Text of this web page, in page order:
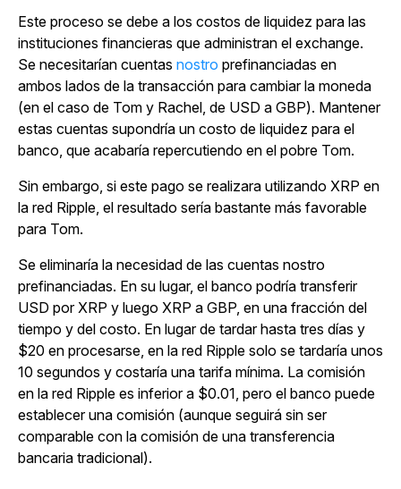
Este proceso se debe a los costos de liquidez para las
instituciones financieras que administran el exchange.
Se necesitarían cuentas nostro prefinanciadas en
ambos lados de la transacción para cambiar la moneda
(en el caso de Tom y Rachel, de USD a GBP). Mantener
estas cuentas supondría un costo de liquidez para el
banco, que acabaría repercutiendo en el pobre Tom.
Sin embargo, si este pago se realizara utilizando XRP en
la red Ripple, el resultado sería bastante más favorable
para Tom.
Se eliminaría la necesidad de las cuentas nostro
prefinanciadas. En su lugar, el banco podría transferir
USD por XRP y luego XRP a GBP, en una fracción del
tiempo y del costo. En lugar de tardar hasta tres días y
$20 en procesarse, en la red Ripple solo se tardaría unos
10 segundos y costaría una tarifa mínima. La comisión
en la red Ripple es inferior a $0.01, pero el banco puede
establecer una comisión (aunque seguirá sin ser
comparable con la comisión de una transferencia
bancaria tradicional).